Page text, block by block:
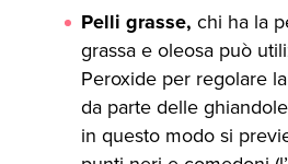
Pelli grasse, chi ha la
grassa e oleosa può
Peroxide per regolare
da parte delle
in questo modo si